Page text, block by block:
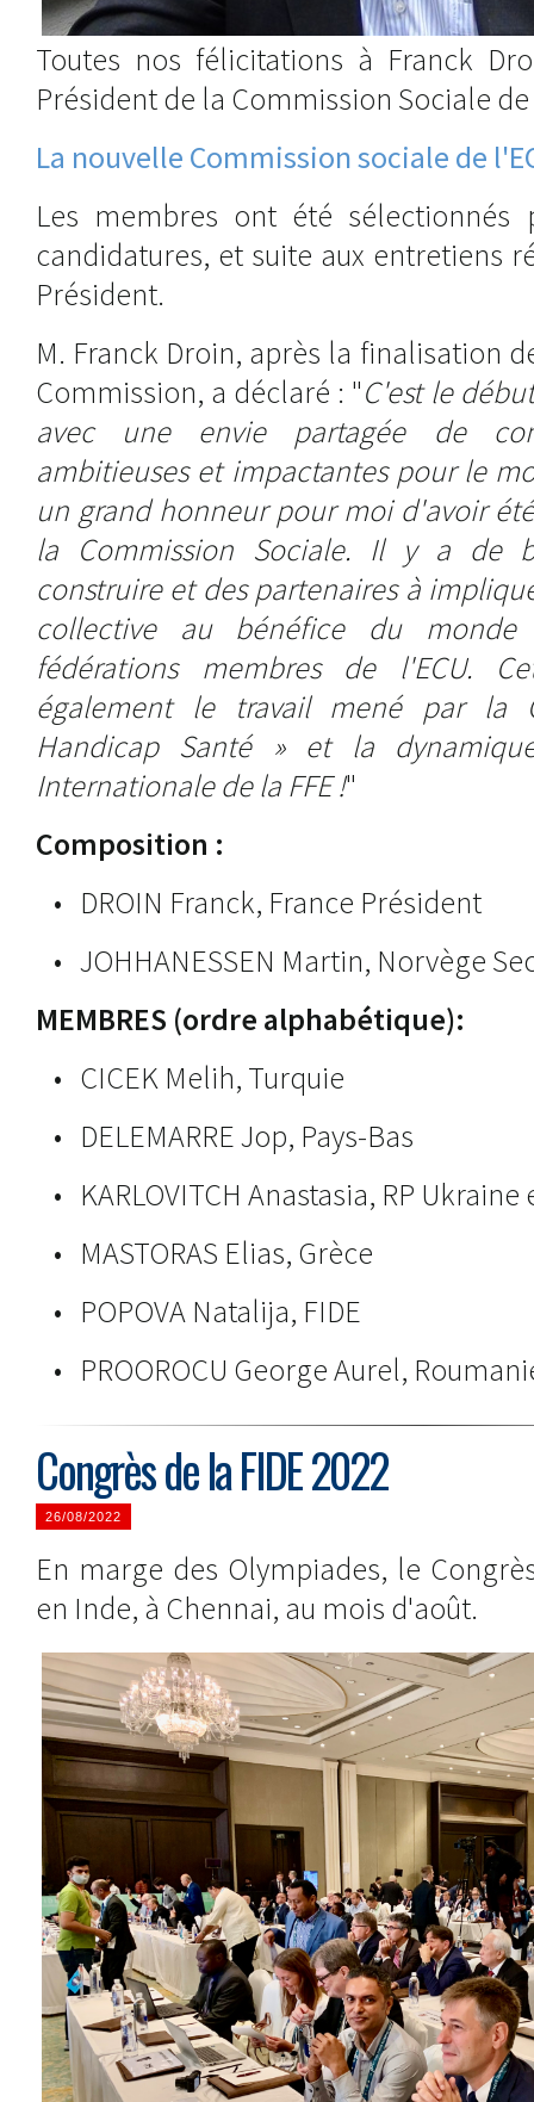
Toutes nos félicitations à Franck
Président de la Commission Sociale de
La nouvelle Commission sociale de
Les membres ont été
candidatures, et suite aux entretiens
Président.
M. Franck Droin, après la finalisation
Commission, a déclaré : "C'est le
avec une envie partagée de
ambitieuses et impactantes pour le
un grand honneur pour moi d'avoir
la Commission Sociale. Il y a de
construire et des partenaires à
collective au bénéfice du
fédérations membres de l'ECU.
également le travail mené par la
Handicap Santé » et la
Internationale de la FFE !"
Composition :
• DROIN Franck, France Président
• JOHHANESSEN Martin, Norvège
MEMBRES (ordre alphabétique):
• CICEK Melih, Turquie
• DELEMARRE Jop, Pays-Bas
• KARLOVITCH Anastasia, RP
• MASTORAS Elias, Grèce
• POPOVA Natalija, FIDE
• PROOROCU George Aurel,
Congrès de la FIDE 2022
26/08/2022
En marge des Olympiades, le
en Inde, à Chennai, au mois d'août.